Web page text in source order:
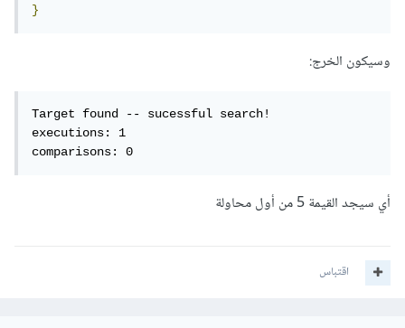
}
وسيكون الخرج:
Target found -- sucessful search!
executions: 1
comparisons: 0
أي سيجد القيمة 5 من أول محاولة
اقتباس